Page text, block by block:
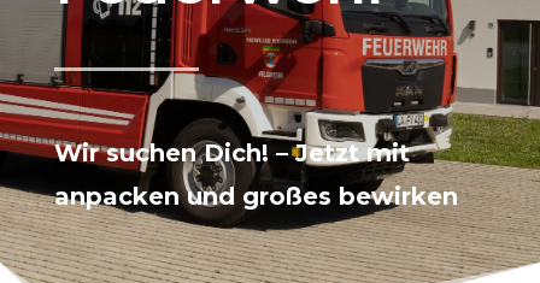
Wir suchen Dich! – Jetzt mit
anpacken und großes bewirken